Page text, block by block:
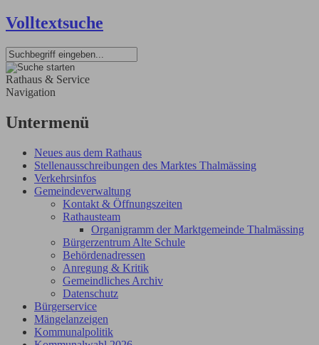
Volltextsuche
Rathaus & Service
Navigation
Untermenü
Neues aus dem Rathaus
Stellenausschreibungen des Marktes Thalmässing
Verkehrsinfos
Gemeindeverwaltung
Kontakt & Öffnungszeiten
Rathausteam
Organigramm der Marktgemeinde Thalmässing
Bürgerzentrum Alte Schule
Behördenadressen
Anregung & Kritik
Gemeindliches Archiv
Datenschutz
Bürgerservice
Mängelanzeigen
Kommunalpolitik